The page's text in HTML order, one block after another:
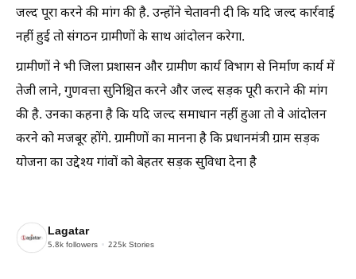
जल्द पूरा करने की मांग की है. उन्होंने चेतावनी दी कि यदि जल्द कार्रवाई
नहीं हुई तो संगठन ग्रामीणों के साथ आंदोलन करेगा.
ग्रामीणों ने भी जिला प्रशासन और ग्रामीण कार्य विभाग से निर्माण कार्य में
तेजी लाने, गुणवत्ता सुनिश्चित करने और जल्द सड़क पूरी कराने की मांग
की है. उनका कहना है कि यदि जल्द समाधान नहीं हुआ तो वे आंदोलन
करने को मजबूर होंगे. ग्रामीणों का मानना है कि प्रधानमंत्री ग्राम सड़क
योजना का उद्देश्य गांवों को बेहतर सड़क सुविधा देना है
Lagatar
5.8k followers 225k Stories